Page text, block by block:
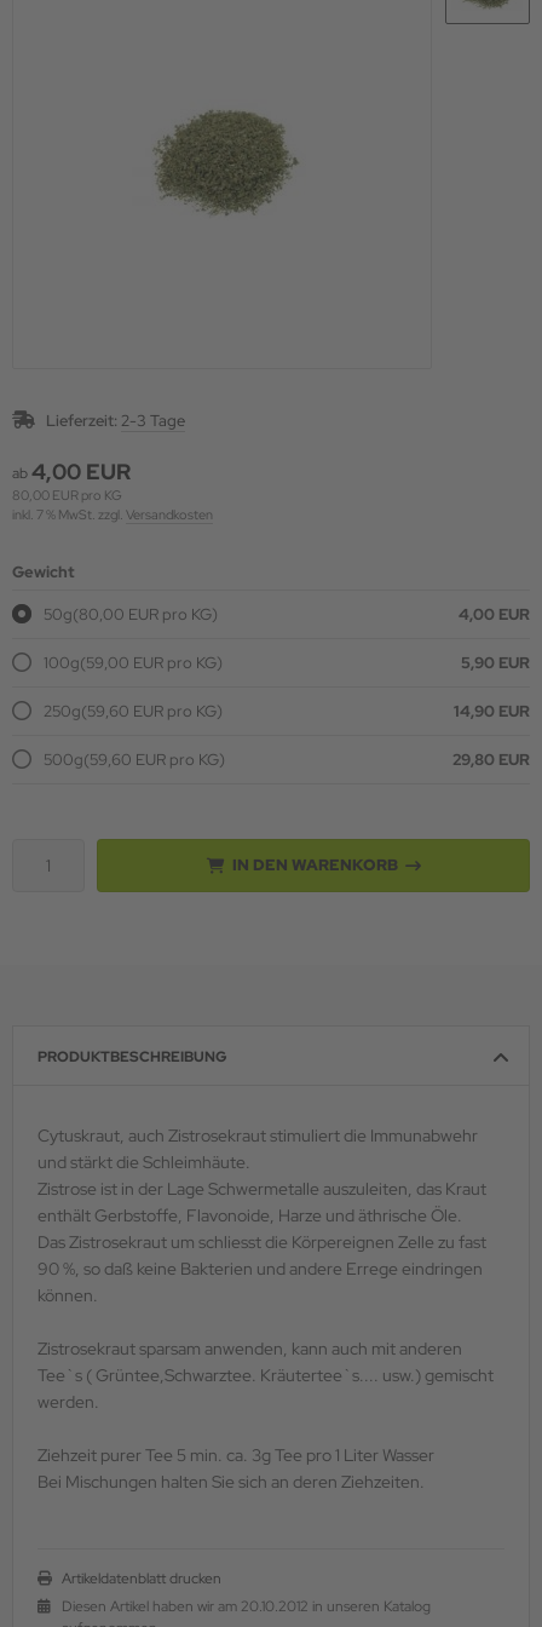
Lieferzeit: 2-3 Tage
ab4,00 EUR
80,00 EUR pro KG
inkl. 7 % MwSt. zzgl. Versandkosten
Gewicht
50g(80,00 EUR pro KG) 4,00 EUR
100g(59,00 EUR pro KG) 5,90 EUR
250g(59,60 EUR pro KG) 14,90 EUR
500g(59,60 EUR pro KG) 29,80 EUR
IN DEN WARENKORB
PRODUKTBESCHREIBUNG
Cytuskraut, auch Zistrosekraut stimuliert die Immunabwehr
und stärkt die Schleimhäute.
Zistrose ist in der Lage Schwermetalle auszuleiten, das Kraut
enthält Gerbstoffe, Flavonoide, Harze und äthrische Öle.
Das Zistrosekraut um schliesst die Körpereignen Zelle zu fast
90 %, so daß keine Bakterien und andere Errege eindringen
können.
Zistrosekraut sparsam anwenden, kann auch mit anderen
Tee`s ( Grüntee,Schwarztee. Kräutertee`s.... usw.) gemischt
werden.
Ziehzeit purer Tee 5 min. ca. 3g Tee pro 1 Liter Wasser
Bei Mischungen halten Sie sich an deren Ziehzeiten.
Artikeldatenblatt drucken
Diesen Artikel haben wir am 20.10.2012 in unseren Katalog